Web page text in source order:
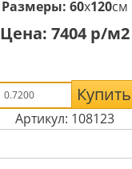
Размеры: 60x120см
Цена: 7404 р/м2
Купить
Артикул: 108123